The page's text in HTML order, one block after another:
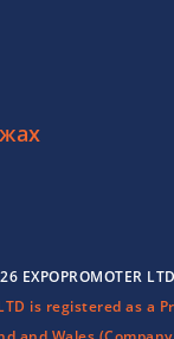
EXPOPROMOTER LTD
LTD is registered as a